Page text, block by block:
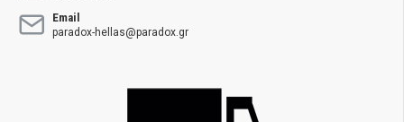
Email
paradox-hellas@paradox.gr